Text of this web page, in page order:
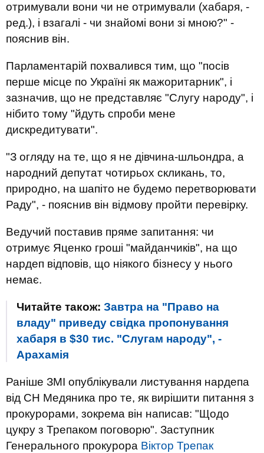
отримували вони чи не отримували (хабаря, -
ред.), і взагалі - чи знайомі вони зі мною?" -
пояснив він.
Парламентарій похвалився тим, що "посів
перше місце по Україні як мажоритарник", і
зазначив, що не представляє "Слугу народу", і
нібито тому "йдуть спроби мене
дискредитувати".
"З огляду на те, що я не дівчина-шльондра, а
народний депутат чотирьох скликань, то,
природно, на шапіто не будемо перетворювати
Раду", - пояснив він відмову пройти перевірку.
Ведучий поставив пряме запитання: чи
отримує Яценко гроші "майданчиків", на що
нардеп відповів, що ніякого бізнесу у нього
немає.
Читайте також: Завтра на "Право на
владу" приведу свідка пропонування
хабаря в $30 тис. "Слугам народу", -
Арахамія
Раніше ЗМІ опублікували листування нардепа
від СН Медяника про те, як вирішити питання з
прокурорами, зокрема він написав: "Щодо
цукру з Трепаком поговорю". Заступник
Генерального прокурора Віктор Трепак